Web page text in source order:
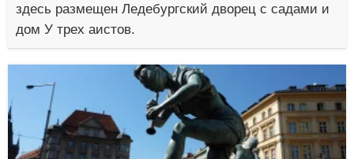
здесь размещен Ледебургский дворец с садами и
дом У трех аистов.